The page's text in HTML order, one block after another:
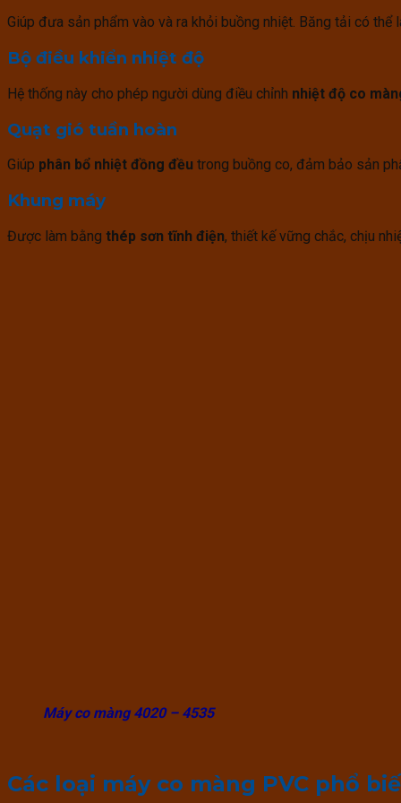
Giúp đưa sản phẩm vào và ra khỏi buồng nhiệt. Băng tải có thể
Bộ điều khiển nhiệt độ
Hệ thống này cho phép người dùng điều chỉnh nhiệt độ co
Quạt gió tuần hoàn
Giúp phân bổ nhiệt đồng đều trong buồng co, đảm bảo sản
Khung máy
Được làm bằng thép sơn tĩnh điện, thiết kế vững chắc, chịu
Máy co màng 4020 – 4535
Các loại máy co màng PVC phổ